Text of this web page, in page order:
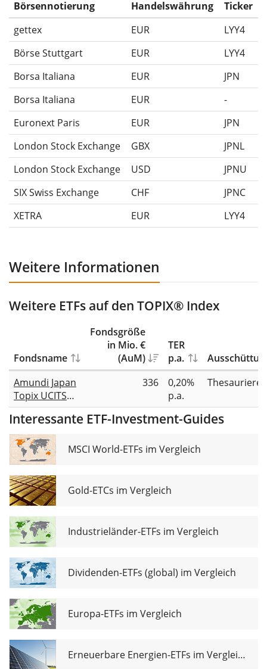
Börsennotierung Handelswährung
Ticker
gettex
EUR
LYY4
Börse Stuttgart
EUR
LYY4
Borsa Italiana
EUR
JPN
Borsa Italiana
EUR
-
Euronext Paris
EUR
JPN
London Stock Exchange
GBX
JPNL
London Stock Exchange
USD
JPNU
SIX Swiss Exchange
CHF
JPNC
XETRA
EUR LYY4
Weitere Informationen
Weitere ETFs auf den TOPIX® Index
Fondsname
Fondsgröße
in Mio. €
(AuM)
TER
p.a.
Amundi Japan
Topix UCITS
ETF EUR
336
0,20%
p.a.
Interessante ETF-Investment-Guides
MSCI World-ETFs im Vergleich
Gold-ETCs im Vergleich
Industrieländer-ETFs im Vergleich
Dividenden-ETFs (global) im Vergleich
Europa-ETFs im Vergleich
Erneuerbare Energien-ETFs im Vergleich